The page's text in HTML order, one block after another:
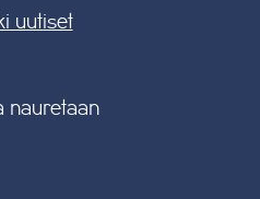
uutiset
nauretaan